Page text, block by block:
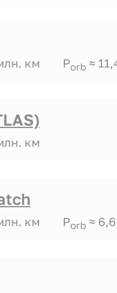
км Porb ≈
км
км Porb ≈ 6,6